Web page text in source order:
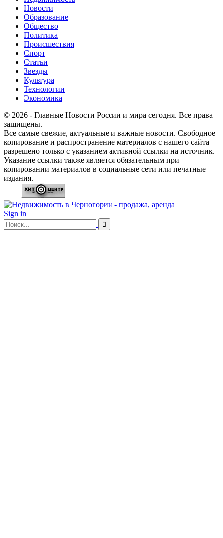
Новости
Образование
Общество
Политика
Происшествия
Спорт
Статьи
Звезды
Культура
Технологии
Экономика
© 2026 - Главные Новости России и мира сегодня. Все права
защищены.
Все самые свежие, актуальные и важные новости. Свободное
копирование и распространение материалов с нашего сайта
разрешено только с указанием активной ссылки на источник.
Указание ссылки также является обязательным при
копировании материалов в социальные сети или печатные
издания.
Sign in